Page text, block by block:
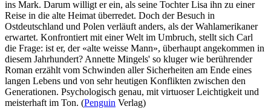
ins Mark. Darum willigt er ein, als seine Tochter Lisa ihn zu einer
Reise in die alte Heimat überredet. Doch der Besuch in
Ostdeutschland und Polen verläuft anders, als der Wahlamerikaner
erwartet. Konfrontiert mit einer Welt im Umbruch, stellt sich Carl
die Frage: ist er, der «alte weisse Mann», überhaupt angekommen in
diesem Jahrhundert? Annette Mingels' so kluger wie berührender
Roman erzählt vom Schwinden aller Sicherheiten am Ende eines
langen Lebens und von sehr heutigen Konflikten zwischen den
Generationen. Psychologisch genau, mit virtuoser Leichtigkeit und
meisterhaft im Ton. (Penguin Verlag)